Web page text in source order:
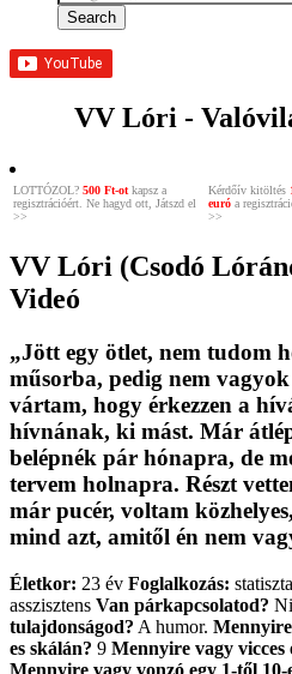
VV Lóri -
LOTTÓZOL? 500 Ft-otkapsz a
regisztrációért. Ne hagyd ott, Játszd el
>>
Kérdőív kitöltés
euró a
>>
VV Lóri (Csodó
Videó
„Jött egy ötlet, nem tudom
műsorba, pedig nem
vártam, hogy érkezzen a
hívnának, ki mást. Már
belépnék pár hónapra, de
tervem holnapra. Részt
már pucér, voltam
mind azt, amitől én nem
Életkor: 23 év Foglalkozás:
asszisztens Van párkapcsolatod?
tulajdonságod? A humor.
es skálán? 9 Mennyire vagy vicces
Mennyire vagy vonzó egy 1-től 10-